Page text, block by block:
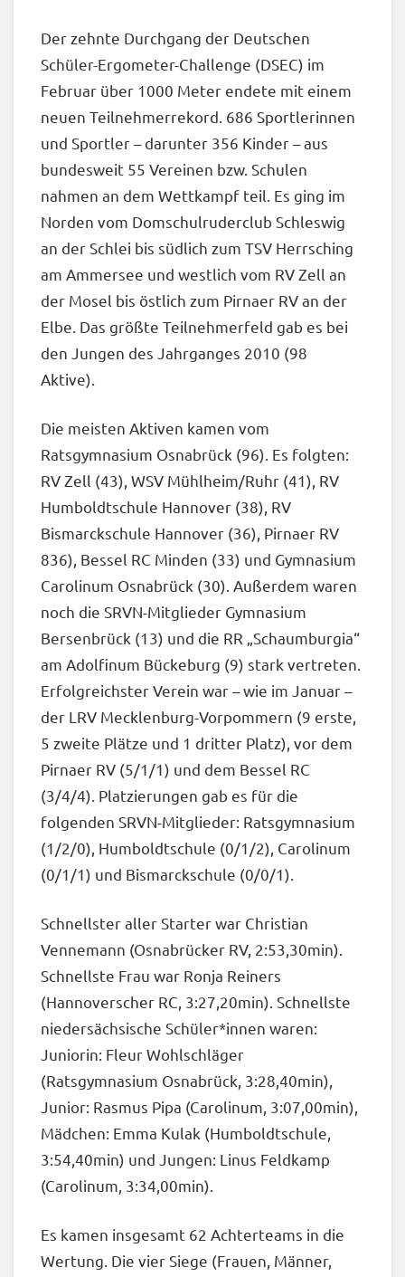
Der zehnte Durchgang der Deutschen
Schüler-Ergometer-Challenge (DSEC) im
Februar über 1000 Meter endete mit einem
neuen Teilnehmerrekord. 686 Sportlerinnen
und Sportler – darunter 356 Kinder – aus
bundesweit 55 Vereinen bzw. Schulen
nahmen an dem Wettkampf teil. Es ging im
Norden vom Domschulruderclub Schleswig
an der Schlei bis südlich zum TSV Herrsching
am Ammersee und westlich vom RV Zell an
der Mosel bis östlich zum Pirnaer RV an der
Elbe. Das größte Teilnehmerfeld gab es bei
den Jungen des Jahrganges 2010 (98
Aktive).
Die meisten Aktiven kamen vom
Ratsgymnasium Osnabrück (96). Es folgten:
RV Zell (43), WSV Mühlheim/Ruhr (41), RV
Humboldtschule Hannover (38), RV
Bismarckschule Hannover (36), Pirnaer RV
836), Bessel RC Minden (33) und Gymnasium
Carolinum Osnabrück (30). Außerdem waren
noch die SRVN-Mitglieder Gymnasium
Bersenbrück (13) und die RR „Schaumburgia“
am Adolfinum Bückeburg (9) stark vertreten.
Erfolgreichster Verein war – wie im Januar –
der LRV Mecklenburg-Vorpommern (9 erste,
5 zweite Plätze und 1 dritter Platz), vor dem
Pirnaer RV (5/1/1) und dem Bessel RC
(3/4/4). Platzierungen gab es für die
folgenden SRVN-Mitglieder: Ratsgymnasium
(1/2/0), Humboldtschule (0/1/2), Carolinum
(0/1/1) und Bismarckschule (0/0/1).
Schnellster aller Starter war Christian
Vennemann (Osnabrücker RV, 2:53,30min).
Schnellste Frau war Ronja Reiners
(Hannoverscher RC, 3:27,20min). Schnellste
niedersächsische Schüler*innen waren:
Juniorin: Fleur Wohlschläger
(Ratsgymnasium Osnabrück, 3:28,40min),
Junior: Rasmus Pipa (Carolinum, 3:07,00min),
Mädchen: Emma Kulak (Humboldtschule,
3:54,40min) und Jungen: Linus Feldkamp
(Carolinum, 3:34,00min).
Es kamen insgesamt 62 Achterteams in die
Wertung. Die vier Siege (Frauen, Männer,